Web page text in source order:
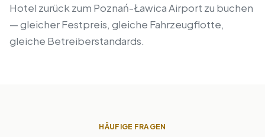
Hotel zurück zum Poznań-Ławica Airport zu buchen
— gleicher Festpreis, gleiche Fahrzeugflotte,
gleiche Betreiberstandards.
HÄUFIGE FRAGEN